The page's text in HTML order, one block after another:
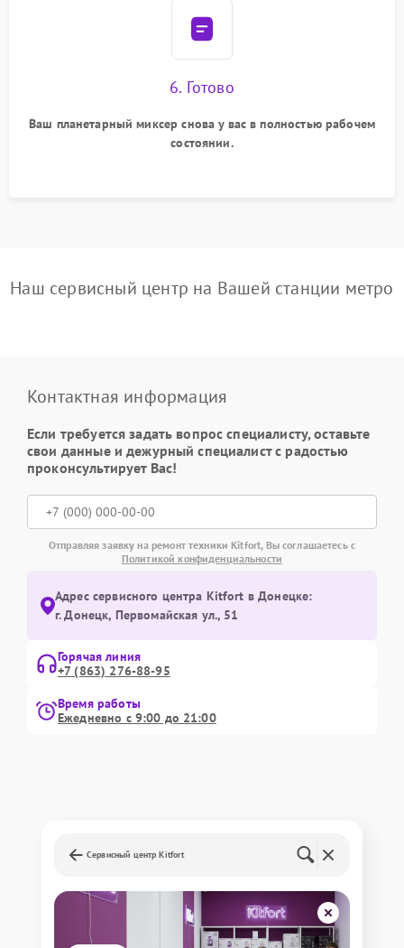
6. Готово
Ваш планетарный миксер снова у вас в полностью рабочем
состоянии.
Наш сервисный центр на Вашей станции метро
Контактная информация
Если требуется задать вопрос специалисту, оставьте
свои данные и дежурный специалист с радостью
проконсультирует Вас!
Отправляя заявку на ремонт техники Kitfort, Вы соглашаетесь с
Политикой конфиденциальности
Адрес сервисного центра Kitfort в Донецке:
г. Донецк, Первомайская ул., 51
Горячая линия
+7 (863) 276-88-95
Время работы
Ежедневно с 9:00 до 21:00
Сервисный центр Kitfort